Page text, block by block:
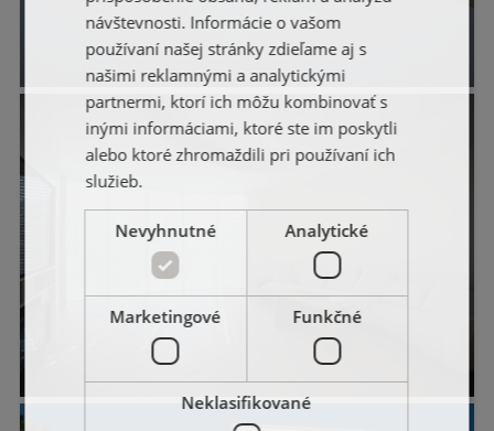
návštevnosti. Informácie o vašom
používaní našej stránky zdieľame aj s
našimi reklamnými a analytickými
partnermi, ktorí ich môžu kombinovať s
inými informáciami, ktoré ste im poskytli
alebo ktoré zhromaždili pri používaní ich
služieb.
Nevyhnutné Analytické
Marketingové Funkčné
Neklasifikované